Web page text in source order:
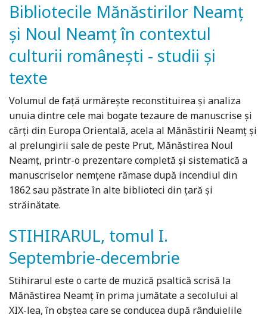
Bibliotecile Mănăstirilor Neamț
și Noul Neamț în contextul
culturii românești - studii și
texte
Volumul de față urmărește reconstituirea și analiza
unuia dintre cele mai bogate tezaure de manuscrise și
cărți din Europa Orientală, acela al Mănăstirii Neamț și
al prelungirii sale de peste Prut, Mănăstirea Noul
Neamț, printr-o prezentare completă și sistematică a
manuscriselor nemțene rămase după incendiul din
1862 sau păstrate în alte biblioteci din țară și
străinătate.
STIHIRARUL, tomul I.
Septembrie-decembrie
Stihirarul este o carte de muzică psaltică scrisă la
Mănăstirea Neamţ în prima jumătate a secolului al
XIX-lea, în obştea care se conducea după rânduielile